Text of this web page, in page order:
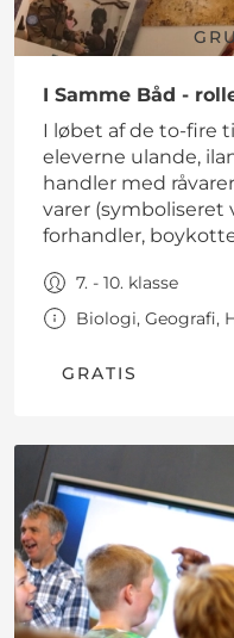
I Samme Båd -
I løbet af de to-fire
eleverne ulande,
handler med
varer (symboliseret
forhandler,
7. - 10. klasse
Biologi, Geografi,
GRATIS